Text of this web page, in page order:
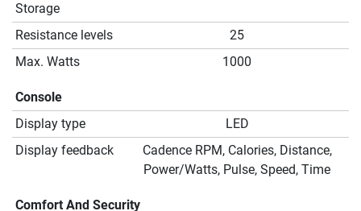
Storage
Resistance levels
25
Max. Watts
1000
Console
Display type
LED
Display feedback
Cadence RPM, Calories, Distance,
Power/Watts, Pulse, Speed, Time
Comfort And Security